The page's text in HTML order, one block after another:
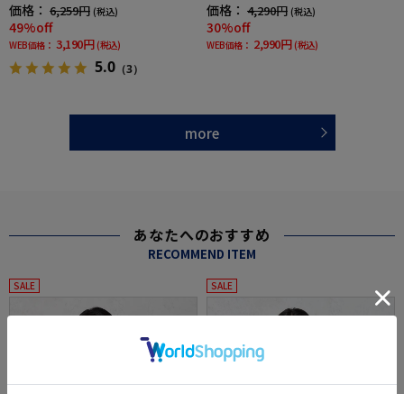
価格： 6,259円 (税込)
49%off
WEB価格： 3,190円 (税込)
5.0 （3）
価格： 4,290円 (税込)
30%off
WEB価格： 2,990円 (税込)
more
あなたへのおすすめ
RECOMMEND ITEM
SALE SALE